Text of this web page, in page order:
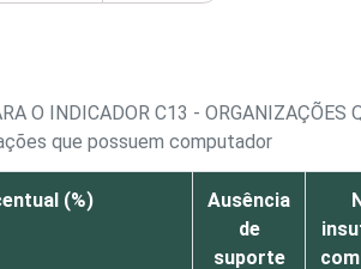
O INDICADOR C13 -
que possuem computador
(%)
Ausência
de
suporte